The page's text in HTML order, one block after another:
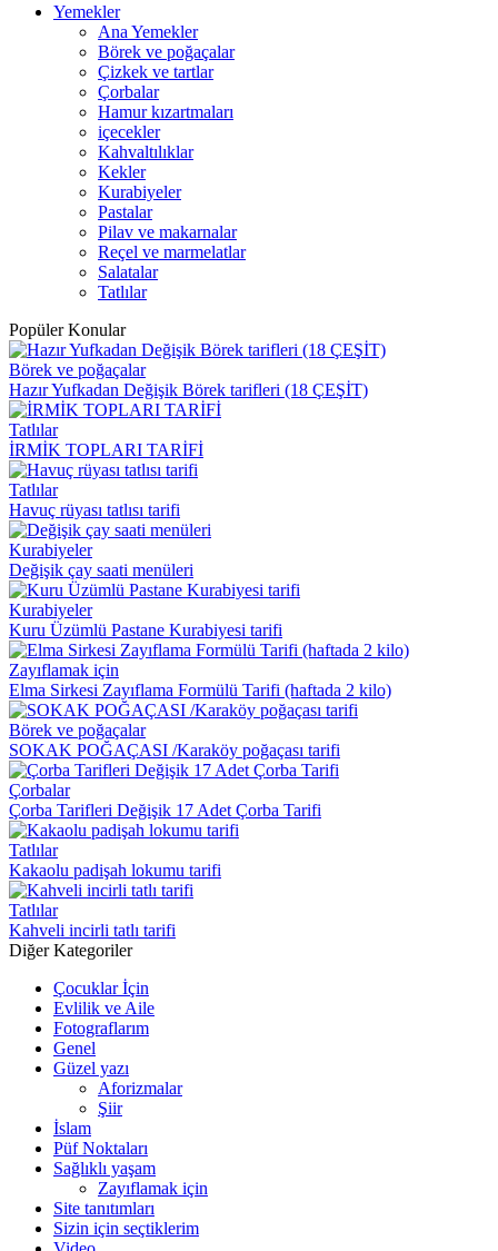
Yemekler
Ana Yemekler
Börek ve poğaçalar
Çizkek ve tartlar
Çorbalar
Hamur kızartmaları
içecekler
Kahvaltılıklar
Kekler
Kurabiyeler
Pastalar
Pilav ve makarnalar
Reçel ve marmelatlar
Salatalar
Tatlılar
Popüler Konular
Börek ve poğaçalar
Hazır Yufkadan Değişik Börek tarifleri (18 ÇEŞİT)
Tatlılar
İRMİK TOPLARI TARİFİ
Tatlılar
Havuç rüyası tatlısı tarifi
Kurabiyeler
Değişik çay saati menüleri
Kurabiyeler
Kuru Üzümlü Pastane Kurabiyesi tarifi
Zayıflamak için
Elma Sirkesi Zayıflama Formülü Tarifi (haftada 2 kilo)
Börek ve poğaçalar
SOKAK POĞAÇASI /Karaköy poğaçası tarifi
Çorbalar
Çorba Tarifleri Değişik 17 Adet Çorba Tarifi
Tatlılar
Kakaolu padişah lokumu tarifi
Tatlılar
Kahveli incirli tatlı tarifi
Diğer Kategoriler
Çocuklar İçin
Evlilik ve Aile
Fotograflarım
Genel
Güzel yazı
Aforizmalar
Şiir
İslam
Püf Noktaları
Sağlıklı yaşam
Zayıflamak için
Site tanıtımları
Sizin için seçtiklerim